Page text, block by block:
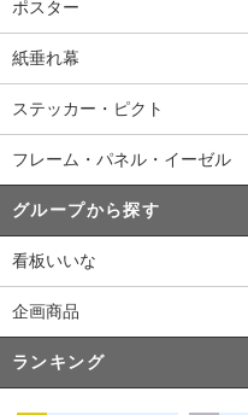
ポスター
紙垂れ幕
ステッカー・ピクト
フレーム・パネル・イーゼル
グループから探す
看板いいな
企画商品
ランキング